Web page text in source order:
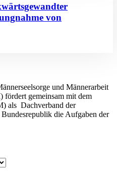
von
und Männerarbeit
fördert gemeinsam mit dem
als Dachverband der
die Aufgaben der